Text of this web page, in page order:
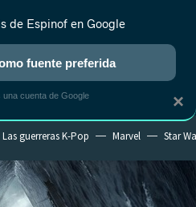
ANIME RANKINGS CINE
Las guerreras K-Pop Marvel Star
×
de Espinof en Google
fuente preferida
una cuenta de Google